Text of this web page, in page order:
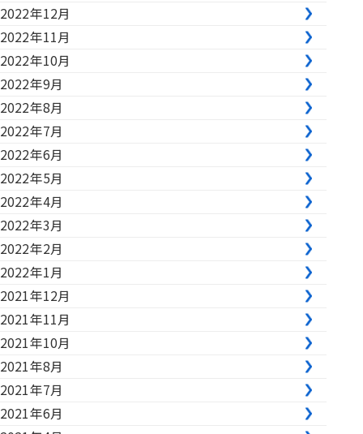
2022年12月
2022年11月
2022年10月
2022年9月
2022年8月
2022年7月
2022年6月
2022年5月
2022年4月
2022年3月
2022年2月
2022年1月
2021年12月
2021年11月
2021年10月
2021年8月
2021年7月
2021年6月